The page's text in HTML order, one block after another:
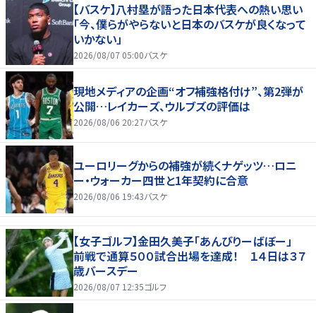
【バスケ】八村塁が語った日本代表への熱い思い
「今、僕らがやらないと日本のバスケが良くなって
いかない」
2026/08/07 05:00バスケ
現地メディアの企画“オフ補強格付け”、第2弾が
公開…レイカーズ、ウルブズの評価は
2026/08/06 20:27バスケ
ユーロリーグからの補強が続くナゲッツ…ロニ
ー・ウォーカー四世と1年契約に合意
2026/08/06 19:43バスケ
【女子ゴルフ】金田久美子「あんびりーばぼー」
前戦で通算５００試合出場を達成！ １４日は３７
歳バースデー
2026/08/07 12:35ゴルフ